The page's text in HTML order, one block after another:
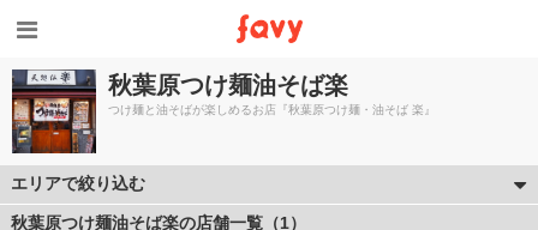
秋葉原つけ麺油そば楽
つけ麺と油そばが楽しめるお店『秋葉原つけ麺・油そば 楽』
エリアで絞り込む
秋葉原つけ麺油そば楽の店舗一覧（1）